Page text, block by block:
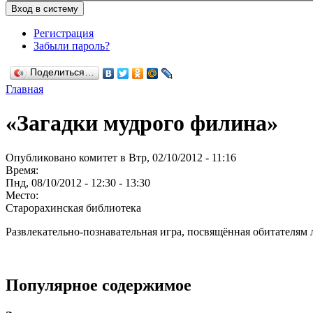
Регистрация
Забыли пароль?
Поделиться…
Главная
«Загадки мудрого филина»
Опубликовано комитет в Втр, 02/10/2012 - 11:16
Время:
Пнд, 08/10/2012 - 12:30 - 13:30
Место:
Старорахинская библиотека
Развлекательно-познавательная игра, посвящённая обитателям
Популярное содержимое